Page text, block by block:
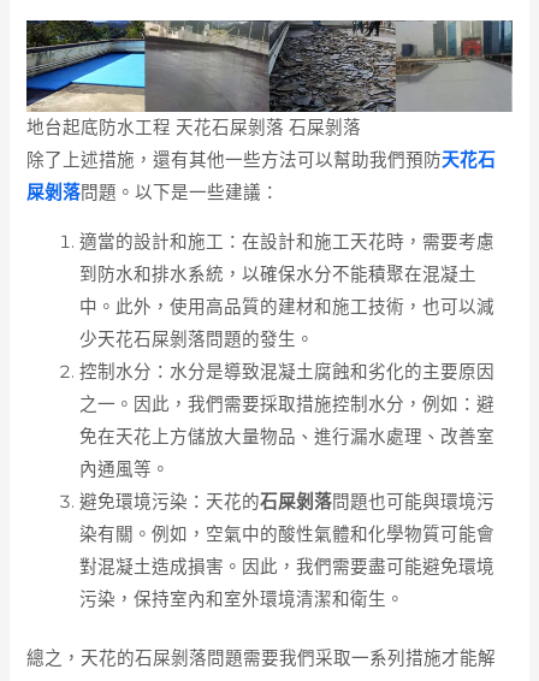
地台起底防水工程 天花石屎剝落 石屎剝落
除了上述措施，還有其他一些方法可以幫助我們預防天花石
屎剝落問題。以下是一些建議：
適當的設計和施工：在設計和施工天花時，需要考慮
到防水和排水系統，以確保水分不能積聚在混凝土
中。此外，使用高品質的建材和施工技術，也可以減
少天花石屎剝落問題的發生。
控制水分：水分是導致混凝土腐蝕和劣化的主要原因
之一。因此，我們需要採取措施控制水分，例如：避
免在天花上方儲放大量物品、進行漏水處理、改善室
內通風等。
避免環境污染：天花的石屎剝落問題也可能與環境污
染有關。例如，空氣中的酸性氣體和化學物質可能會
對混凝土造成損害。因此，我們需要盡可能避免環境
污染，保持室內和室外環境清潔和衛生。
總之，天花的石屎剝落問題需要我們采取一系列措施才能解